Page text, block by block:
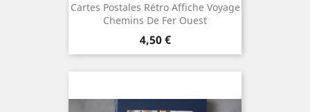
Cartes Postales Rétro Affiche Voyage
Chemins De Fer Ouest
Prix
4,50 €